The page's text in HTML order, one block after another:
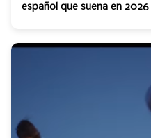
español que suena en 2026